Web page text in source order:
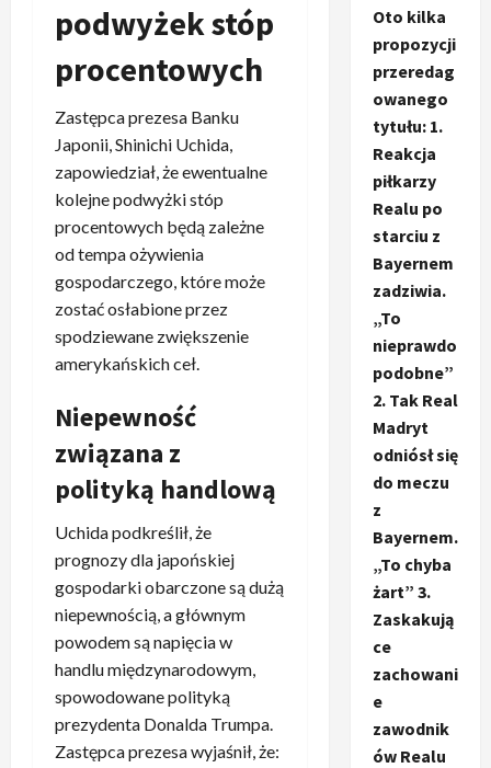
podwyżek stóp
procentowych
Zastępca prezesa Banku
Japonii, Shinichi Uchida,
zapowiedział, że ewentualne
kolejne podwyżki stóp
procentowych będą zależne
od tempa ożywienia
gospodarczego, które może
zostać osłabione przez
spodziewane zwiększenie
amerykańskich ceł.
Niepewność
związana z
polityką handlową
Uchida podkreślił, że
prognozy dla japońskiej
gospodarki obarczone są dużą
niepewnością, a głównym
powodem są napięcia w
handlu międzynarodowym,
spowodowane polityką
prezydenta Donalda Trumpa.
Zastępca prezesa wyjaśnił, że:
Oto kilka
propozycji
przeredag
owanego
tytułu: 1.
Reakcja
piłkarzy
Realu po
starciu z
Bayernem
zadziwia.
„To
nieprawdo
podobne”
2. Tak Real
Madryt
odniósł się
do meczu
z
Bayernem.
„To chyba
żart” 3.
Zaskakują
ce
zachowani
e
zawodnik
ów Realu